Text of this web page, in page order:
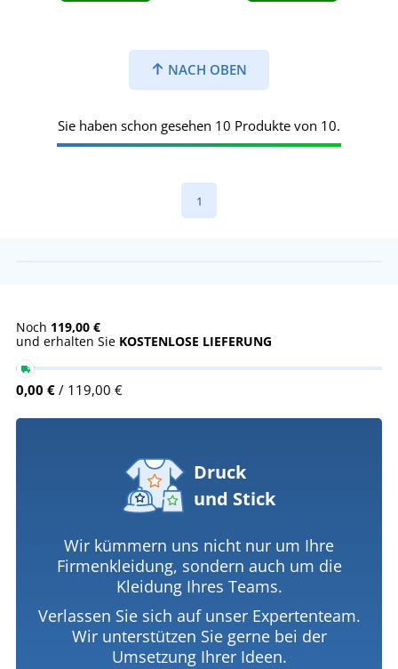
NACH OBEN
Sie haben schon gesehen 10 Produkte von 10.
1
Noch 119,00 €
und erhalten Sie KOSTENLOSE LIEFERUNG
0,00 € / 119,00 €
Druck
und Stick
Wir kümmern uns nicht nur um Ihre
Firmenkleidung, sondern auch um die
Kleidung Ihres Teams.
Verlassen Sie sich auf unser Expertenteam.
Wir unterstützen Sie gerne bei der
Umsetzung Ihrer Ideen.